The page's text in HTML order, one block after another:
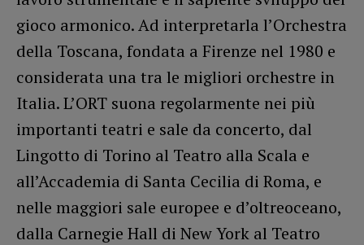
gioco armonico. Ad interpretarla l’Orchestra
della Toscana, fondata a Firenze nel 1980 e
considerata una tra le migliori orchestre in
Italia. L’ORT suona regolarmente nei più
importanti teatri e sale da concerto, dal
Lingotto di Torino al Teatro alla Scala e
all’Accademia di Santa Cecilia di Roma, e
nelle maggiori sale europee e d’oltreoceano,
dalla Carnegie Hall di New York al Teatro